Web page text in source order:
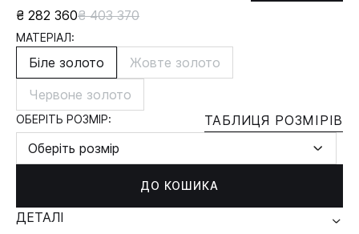
₴ 282 360₴ 403 370
МАТЕРІАЛ:
Біле золото
Жовте золото
Червоне золото
ОБЕРІТЬ РОЗМІР:
ТАБЛИЦЯ РОЗМІРІВ
Оберіть розмір
ДО КОШИКА
ДЕТАЛІ